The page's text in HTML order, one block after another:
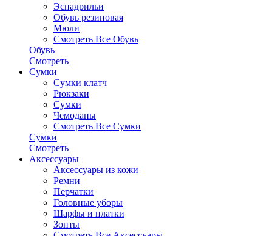
Эспадрильи
Обувь резиновая
Мюли
Смотреть Все Обувь
Обувь
Смотреть
Сумки
Сумки клатч
Рюкзаки
Сумки
Чемоданы
Смотреть Все Сумки
Сумки
Смотреть
Аксессуары
Аксессуары из кожи
Ремни
Перчатки
Головные уборы
Шарфы и платки
Зонты